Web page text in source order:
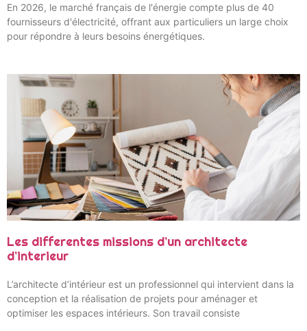
En 2026, le marché français de l'énergie compte plus de 40
fournisseurs d'électricité, offrant aux particuliers un large choix
pour répondre à leurs besoins énergétiques.
Les differentes missions d’un architecte
d’interieur
L’architecte d’intérieur est un professionnel qui intervient dans la
conception et la réalisation de projets pour aménager et
optimiser les espaces intérieurs. Son travail consiste